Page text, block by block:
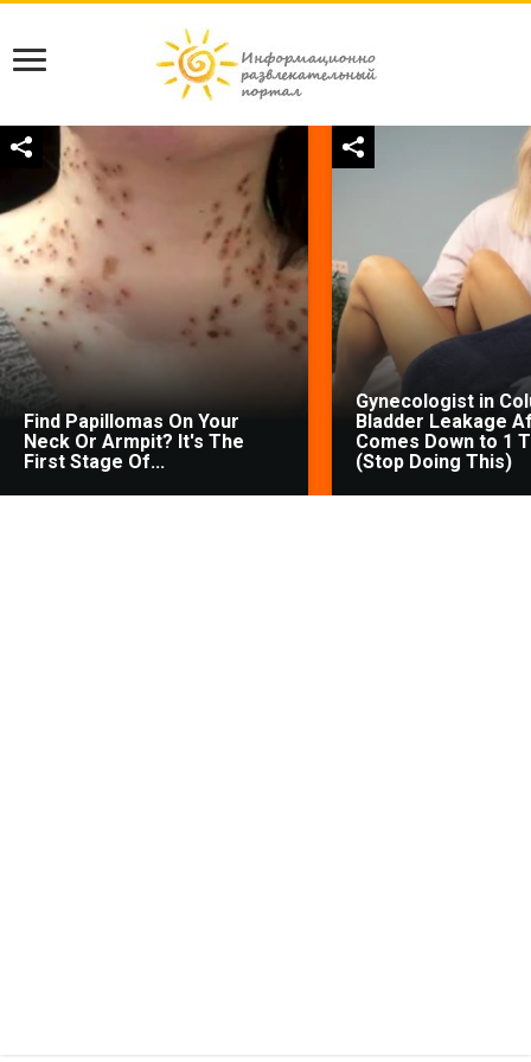
Find Papillomas On Your
Neck Or Armpit? It's The
First Stage Of...
Gynecologist in
Bladder Leakage
Comes Down to 1
(Stop Doing This)